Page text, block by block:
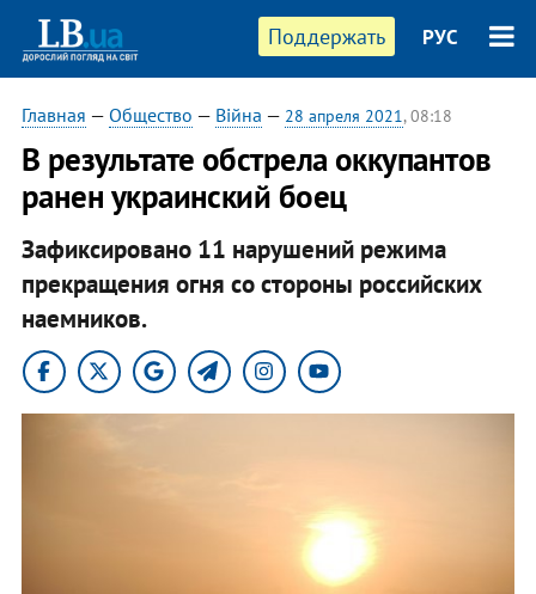
Поддержать РУС
Главная — Общество — Війна — 28 апреля 2021, 08:18
В результате обстрела оккупантов
ранен украинский боец
Зафиксировано 11 нарушений режима
прекращения огня со стороны российских
наемников.